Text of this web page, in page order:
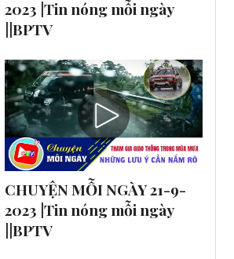
2023 |Tin nóng mỗi ngày
||BPTV
CHUYỆN MỖI NGÀY 21-9-
2023 |Tin nóng mỗi ngày
||BPTV